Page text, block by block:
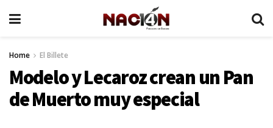
Home El Billete
Modelo y Lecaroz crean un Pan
de Muerto muy especial